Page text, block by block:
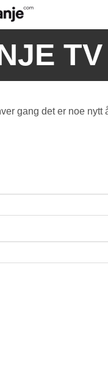
TV
gang det er noe